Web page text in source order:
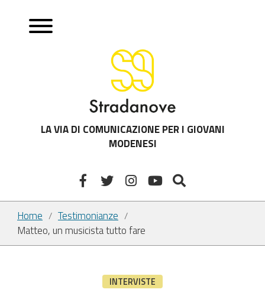
LA VIA DI COMUNICAZIONE PER I GIOVANI
MODENESI
Home / Testimonianze /
Matteo, un musicista tutto fare
INTERVISTE